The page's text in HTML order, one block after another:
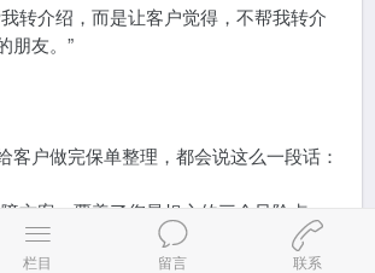
转介绍，而是让客户觉得，不帮我转介
朋友。”
客户做完保单整理，都会说这么一段话：
方案，覆盖了您最担心的三个风险点。
类似的担忧，您把我的电话给他，我不收
您还他一个人情。”
栏目 留言 联系